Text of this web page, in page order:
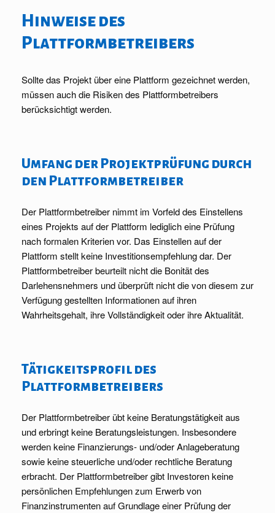
Hinweise des
Plattformbetreibers
Sollte das Projekt über eine Plattform gezeichnet werden,
müssen auch die Risiken des Plattformbetreibers
berücksichtigt werden.
Umfang der Projektprüfung durch
den Plattformbetreiber
Der Plattformbetreiber nimmt im Vorfeld des Einstellens
eines Projekts auf der Plattform lediglich eine Prüfung
nach formalen Kriterien vor. Das Einstellen auf der
Plattform stellt keine Investitionsempfehlung dar. Der
Plattformbetreiber beurteilt nicht die Bonität des
Darlehensnehmers und überprüft nicht die von diesem zur
Verfügung gestellten Informationen auf ihren
Wahrheitsgehalt, ihre Vollständigkeit oder ihre Aktualität.
Tätigkeitsprofil des
Plattformbetreibers
Der Plattformbetreiber übt keine Beratungstätigkeit aus
und erbringt keine Beratungsleistungen. Insbesondere
werden keine Finanzierungs- und/oder Anlageberatung
sowie keine steuerliche und/oder rechtliche Beratung
erbracht. Der Plattformbetreiber gibt Investoren keine
persönlichen Empfehlungen zum Erwerb von
Finanzinstrumenten auf Grundlage einer Prüfung der